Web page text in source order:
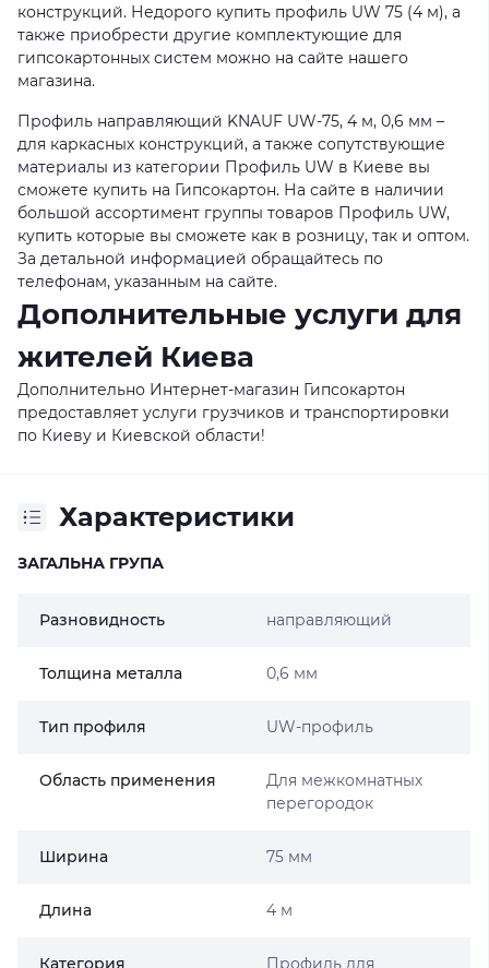
конструкций. Недорого купить профиль UW 75 (4 м), а
также приобрести другие комплектующие для
гипсокартонных систем можно на сайте нашего
магазина.
Профиль направляющий KNAUF UW-75, 4 м, 0,6 мм –
для каркасных конструкций, а также сопутствующие
материалы из категории Профиль UW в Киеве вы
сможете купить на Гипсокартон. На сайте в наличии
большой ассортимент группы товаров Профиль UW,
купить которые вы сможете как в розницу, так и оптом.
За детальной информацией обращайтесь по
телефонам, указанным на сайте.
Дополнительные услуги для
жителей Киева
Дополнительно Интернет-магазин Гипсокартон
предоставляет услуги грузчиков и транспортировки
по Киеву и Киевской области!
Характеристики
ЗАГАЛЬНА ГРУПА
Разновидность направляющий
Толщина металла 0,6 мм
Тип профиля UW-профиль
Область применения
Для межкомнатных
перегородок
Ширина 75 мм
Длина 4 м
Категория Профиль для